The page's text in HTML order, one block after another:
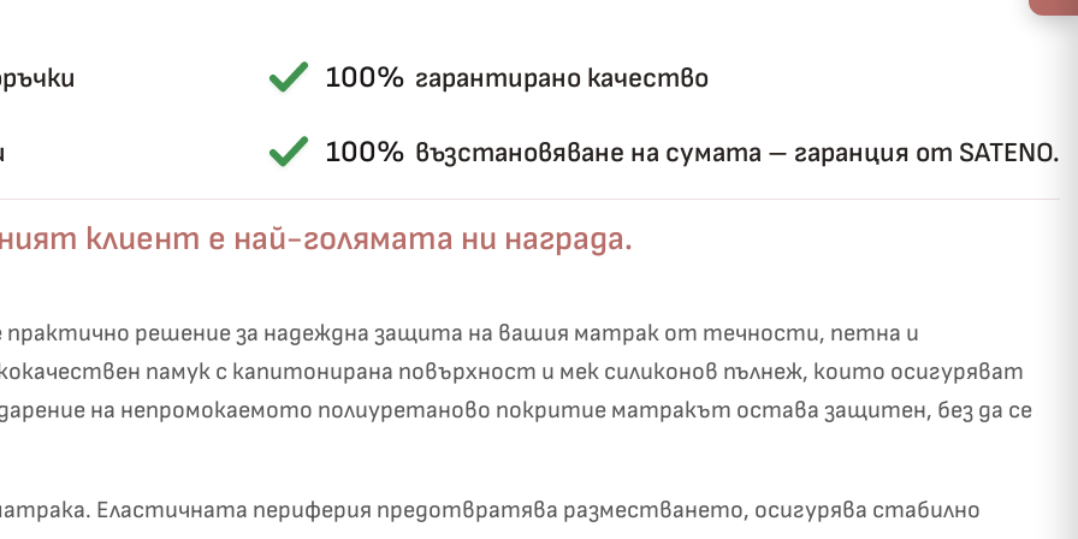
100% гарантирано качество
100% възстановяване на сумата – гаранция от SATENO.
клиент е най-голямата ни награда.
решение за надеждна защита на вашия матрак от течности, петна и
памук с капитонирана повърхност и мек силиконов пълнеж, които осигуряват
на непромокаемото полиуретаново покритие матракът остава защитен, без да се
Еластичната периферия предотвратява разместването, осигурява стабилно
🎁 Късметът избра Вас!